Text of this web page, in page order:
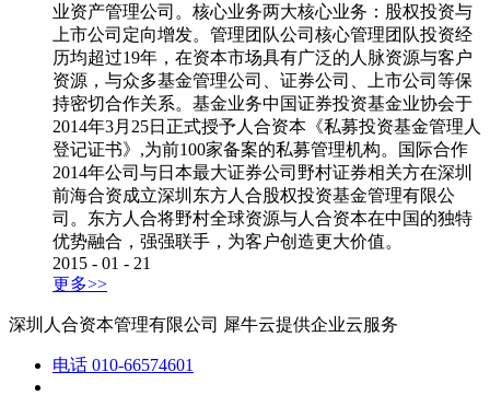
业资产管理公司。核心业务两大核心业务：股权投资与
上市公司定向增发。管理团队公司核心管理团队投资经
历均超过19年，在资本市场具有广泛的人脉资源与客户
资源，与众多基金管理公司、证券公司、上市公司等保
持密切合作关系。基金业务中国证券投资基金业协会于
2014年3月25日正式授予人合资本《私募投资基金管理人
登记证书》,为前100家备案的私募管理机构。国际合作
2014年公司与日本最大证券公司野村证券相关方在深圳
前海合资成立深圳东方人合股权投资基金管理有限公
司。东方人合将野村全球资源与人合资本在中国的独特
优势融合，强强联手，为客户创造更大价值。
2015 - 01 - 21
更多>>
深圳人合资本管理有限公司 犀牛云提供企业云服务
电话 010-66574601